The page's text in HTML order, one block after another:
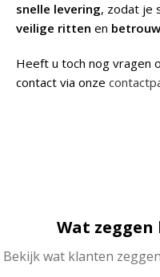
snelle levering, zodat je
veilige ritten en
Heeft u toch nog vragen
contact via onze
Wat
Bekijk wat klanten